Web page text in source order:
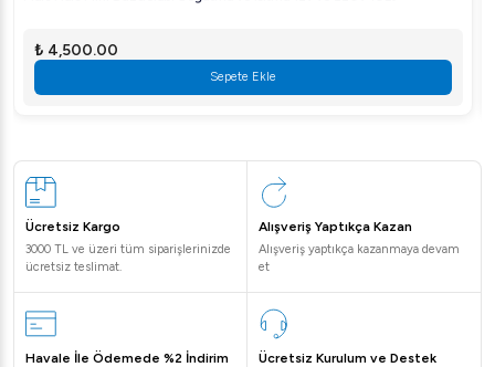
₺ 4,500.00
Sepete Ekle
Ücretsiz Kargo
3000 TL ve üzeri tüm siparişlerinizde
ücretsiz teslimat.
Alışveriş Yaptıkça Kazan
Alışveriş yaptıkça kazanmaya devam
et
Havale İle Ödemede %2 İndirim Ücretsiz Kurulum ve Destek